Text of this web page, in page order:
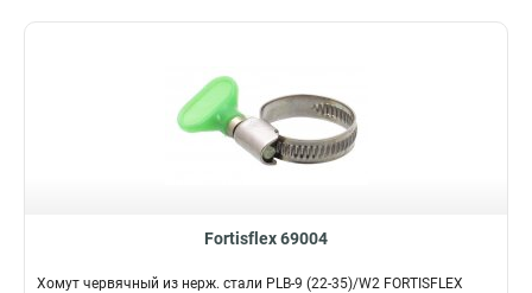
Fortisflex 69004
Хомут червячный из нерж. стали PLB-9 (22-35)/W2 FORTISFLEX